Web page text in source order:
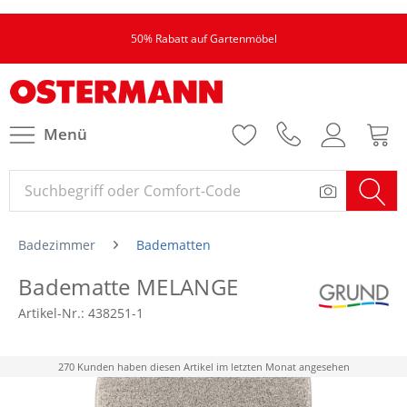
50% Rabatt auf Gartenmöbel
Menü
Badezimmer Badematten
Badematte MELANGE
Artikel-Nr.: 438251-1
270 Kunden haben diesen Artikel im letzten Monat angesehen